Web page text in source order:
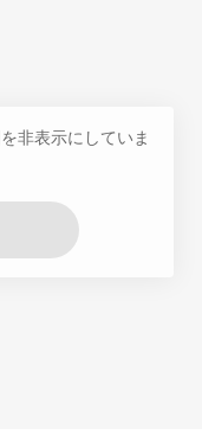
非表示にしていま